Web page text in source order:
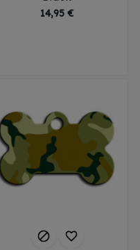
14,95 €
 